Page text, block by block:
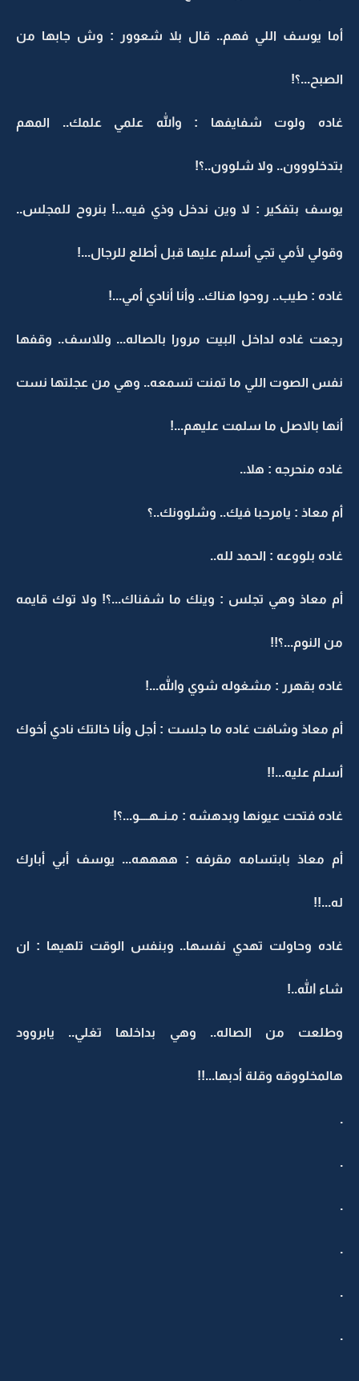
أما يوسف اللي فهم.. قال بلا شعوور : وش جابها من
الصبح...؟!
غاده ولوت شفايفها : والله علمي علمك.. المهم
بتدخلووون.. ولا شلوون..؟!
يوسف بتفكير : لا وين ندخل وذي فيه...! بنروح للمجلس..
وقولي لأمي تجي أسلم عليها قبل أطلع للرجال...!
غاده : طيب.. روحوا هناك.. وأنا أنادي أمي...!
رجعت غاده لداخل البيت مرورا بالصاله... وللاسف.. وقفها
نفس الصوت اللي ما تمنت تسمعه.. وهي من عجلتها نست
أنها بالاصل ما سلمت عليهم...!
غاده منحرجه : هلا..
أم معاذ : يامرحبا فيك.. وشلوونك..؟
غاده بلووعه : الحمد لله..
أم معاذ وهي تجلس : وينك ما شفناك...؟! ولا توك قايمه
من النوم...؟!!
غاده بقهرر : مشغوله شوي والله...!
أم معاذ وشافت غاده ما جلست : أجل وأنا خالتك نادي أخوك
أسلم عليه...!!
غاده فتحت عيونها وبدهشه : مـنــهــــو...؟!
أم معاذ بابتسامه مقرفه : ههههه... يوسف أبي أبارك
له...!!
غاده وحاولت تهدي نفسها.. وبنفس الوقت تلهيها : ان
شاء الله..!
وطلعت من الصاله.. وهي بداخلها تغلي.. يابروود
هالمخلووقه وقلة أدبها...!!
.
.
.
.
.
.